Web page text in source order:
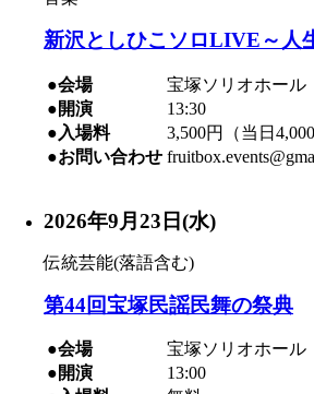
新沢としひこソロLIVE～人
●会場
宝塚ソリオホール
●開演
13:30
●入場料
3,500円（当日4,000
●お問い合わせ
2026年9月23日(水)
伝統芸能(落語含む)
第44回宝塚民謡民舞の祭典
●会場
宝塚ソリオホール
●開演
13:00